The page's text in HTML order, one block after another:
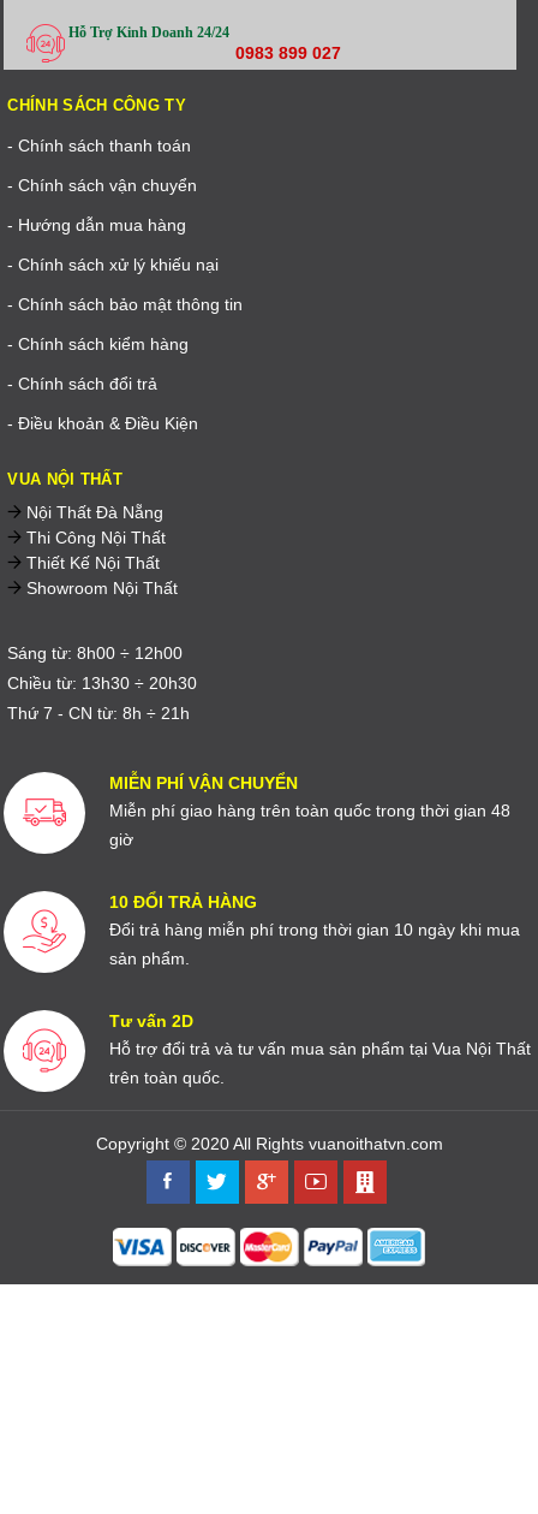
Hỗ Trợ Kinh Doanh 24/24
0983 899 027
CHÍNH SÁCH CÔNG TY
- Chính sách thanh toán
- Chính sách vận chuyển
- Hướng dẫn mua hàng
- Chính sách xử lý khiếu nại
- Chính sách bảo mật thông tin
- Chính sách kiểm hàng
- Chính sách đổi trả
- Điều khoản & Điều Kiện
VUA NỘI THẤT
Nội Thất Đà Nẵng
Thi Công Nội Thất
Thiết Kế Nội Thất
Showroom Nội Thất
Sáng từ: 8h00 ÷ 12h00
Chiều từ: 13h30 ÷ 20h30
Thứ 7 - CN từ: 8h ÷ 21h
MIỄN PHÍ VẬN CHUYỂN
Miễn phí giao hàng trên toàn quốc trong thời gian 48
giờ
10 ĐỔI TRẢ HÀNG
Đổi trả hàng miễn phí trong thời gian 10 ngày khi mua
sản phẩm.
Tư vấn 2D
Hỗ trợ đổi trả và tư vấn mua sản phẩm tại Vua Nội Thất
trên toàn quốc.
Copyright © 2020 All Rights vuanoithatvn.com